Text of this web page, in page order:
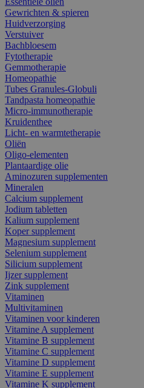
Gewrichten & spieren
Huidverzorging
Verstuiver
Bachbloesem
Fytotherapie
Gemmotherapie
Homeopathie
Tubes Granules-Globuli
Tandpasta homeopathie
Micro-immunotherapie
Kruidenthee
Licht- en warmtetherapie
Oliën
Oligo-elementen
Plantaardige olie
Aminozuren supplementen
Mineralen
Calcium supplement
Jodium tabletten
Kalium supplement
Koper supplement
Magnesium supplement
Selenium supplement
Silicium supplement
Ijzer supplement
Zink supplement
Vitaminen
Multivitaminen
Vitaminen voor kinderen
Vitamine A supplement
Vitamine B supplement
Vitamine C supplement
Vitamine D supplement
Vitamine E supplement
Vitamine K supplement